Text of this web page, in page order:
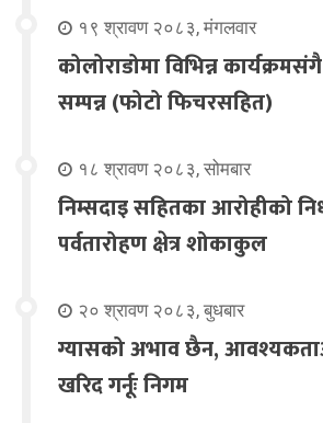
१९ श्रावण २०८३, मंगलवार
कोलोराडोमा विभिन्न
सम्पन्न (फोटो फिचरसहित)
१८ श्रावण २०८३, सोमबार
निम्सदाइ सहितका आरोहीको
पर्वतारोहण क्षेत्र शोकाकुल
२० श्रावण २०८३, बुधबार
ग्यासको अभाव छैन,
खरिद गर्नूः निगम